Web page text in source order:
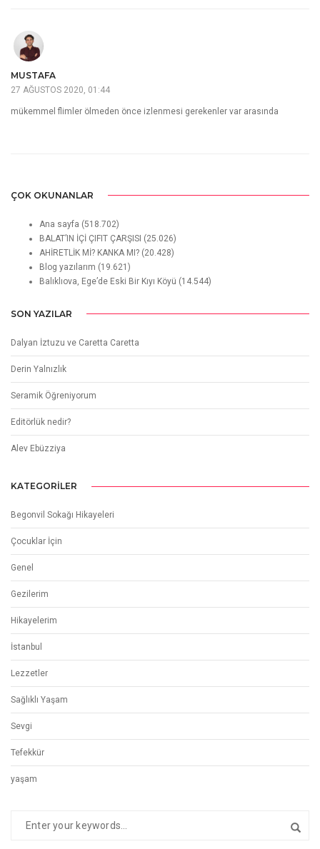
MUSTAFA
27 AĞUSTOS 2020, 01:44
mükemmel flimler ölmeden önce izlenmesi gerekenler var arasında
ÇOK OKUNANLAR
Ana sayfa (518.702)
BALAT’IN İÇİ ÇIFIT ÇARŞISI (25.026)
AHİRETLİK Mİ? KANKA MI? (20.428)
Blog yazılarım (19.621)
Balıklıova, Ege’de Eski Bir Kıyı Köyü (14.544)
SON YAZILAR
Dalyan İztuzu ve Caretta Caretta
Derin Yalnızlık
Seramik Öğreniyorum
Editörlük nedir?
Alev Ebüzziya
KATEGORILER
Begonvil Sokağı Hikayeleri
Çocuklar İçin
Genel
Gezilerim
Hikayelerim
İstanbul
Lezzetler
Sağlıklı Yaşam
Sevgi
Tefekkür
yaşam